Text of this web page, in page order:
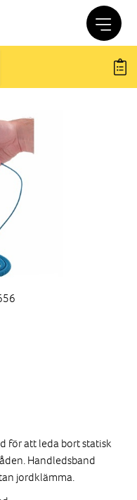
för att leda bort statisk
Handledsband
jordklämma.